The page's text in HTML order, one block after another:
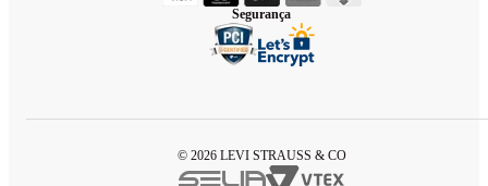
Segurança
© 2026 LEVI STRAUSS & CO